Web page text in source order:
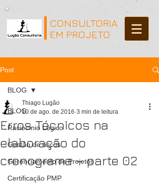
CONSULTORIA
EM PROJETO
Post
BLOG
Raciocínio Lógico
Gestão de riscos
Gerenciamento de Projetos
Certificação PMP
BLOG
Erros Técnicos na
elaboração do
cronograma – parte 02
Thiago Lugão
10 de ago. de 2016 3 min de leitura